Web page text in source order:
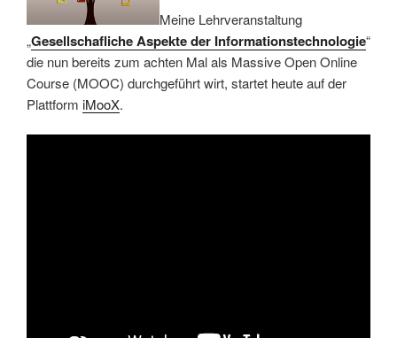
Meine Lehrveranstaltung
„Gesellschafliche Aspekte der Informationstechnologie“
die nun bereits zum achten Mal als Massive Open Online
Course (MOOC) durchgeführt wirt, startet heute auf der
Plattform iMooX.